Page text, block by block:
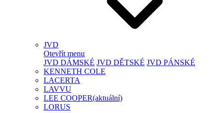
JVD
Otevřít menu
JVD DÁMSKÉ JVD DĚTSKÉ JVD PÁNSKÉ
KENNETH COLE
LACERTA
LAVVU
LEE COOPER(aktuální)
LORUS